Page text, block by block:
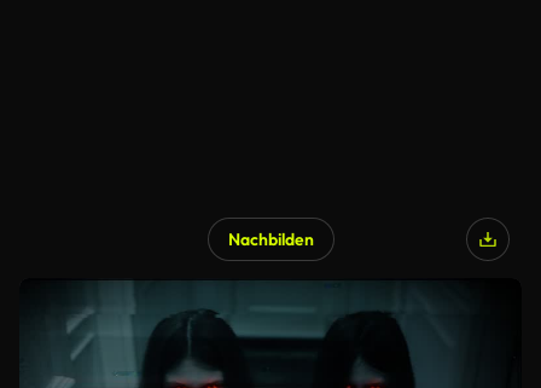
Nachbilden